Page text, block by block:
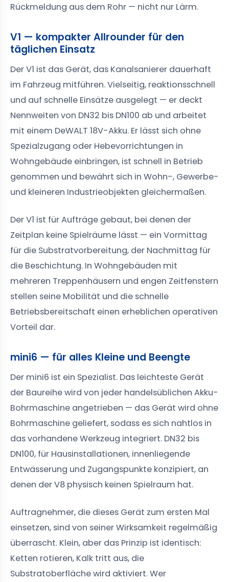
Rückmeldung aus dem Rohr — nicht nur Lärm.
V1 — kompakter Allrounder für den
täglichen Einsatz
Der V1 ist das Gerät, das Kanalsanierer dauerhaft
im Fahrzeug mitführen. Vielseitig, reaktionsschnell
und auf schnelle Einsätze ausgelegt — er deckt
Nennweiten von DN32 bis DN100 ab und arbeitet
mit einem DeWALT 18V-Akku. Er lässt sich ohne
Spezialzugang oder Hebevorrichtungen in
Wohngebäude einbringen, ist schnell in Betrieb
genommen und bewährt sich in Wohn-, Gewerbe-
und kleineren Industrieobjekten gleichermaßen.
Der V1 ist für Aufträge gebaut, bei denen der
Zeitplan keine Spielräume lässt — ein Vormittag
für die Substratvorbereitung, der Nachmittag für
die Beschichtung. In Wohngebäuden mit
mehreren Treppenhäusern und engen Zeitfenstern
stellen seine Mobilität und die schnelle
Betriebsbereitschaft einen erheblichen operativen
Vorteil dar.
mini6 — für alles Kleine und Beengte
Der mini6 ist ein Spezialist. Das leichteste Gerät
der Baureihe wird von jeder handelsüblichen Akku-
Bohrmaschine angetrieben — das Gerät wird ohne
Bohrmaschine geliefert, sodass es sich nahtlos in
das vorhandene Werkzeug integriert. DN32 bis
DN100, für Hausinstallationen, innenliegende
Entwässerung und Zugangspunkte konzipiert, an
denen der V8 physisch keinen Spielraum hat.
Auftragnehmer, die dieses Gerät zum ersten Mal
einsetzen, sind von seiner Wirksamkeit regelmäßig
überrascht. Klein, aber das Prinzip ist identisch:
Ketten rotieren, Kalk tritt aus, die
Substratoberfläche wird aktiviert. Wer